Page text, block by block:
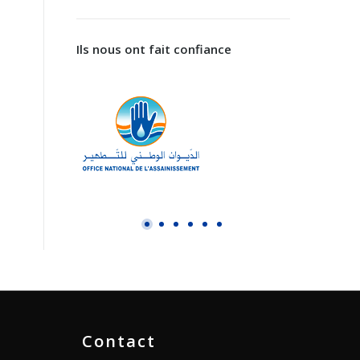
Ils nous ont fait confiance
Contact